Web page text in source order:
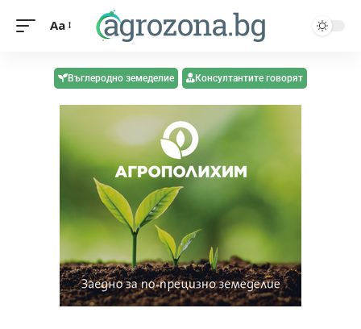
Aa
Въглеродно земеделие Консултантите говорят